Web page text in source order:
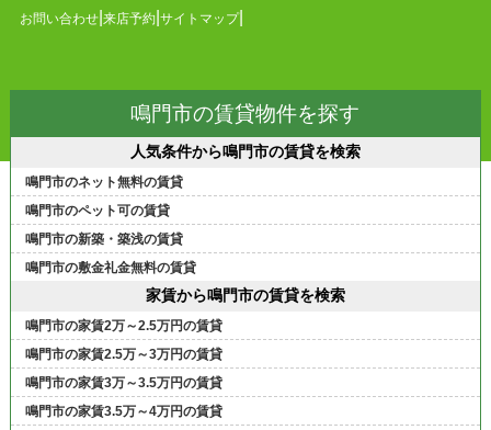
お問い合わせ 来店予約 サイトマップ
鳴門市の賃貸物件を探す
人気条件から鳴門市の賃貸を検索
鳴門市のネット無料の賃貸
鳴門市のペット可の賃貸
鳴門市の新築・築浅の賃貸
鳴門市の敷金礼金無料の賃貸
家賃から鳴門市の賃貸を検索
鳴門市の家賃2万～2.5万円の賃貸
鳴門市の家賃2.5万～3万円の賃貸
鳴門市の家賃3万～3.5万円の賃貸
鳴門市の家賃3.5万～4万円の賃貸